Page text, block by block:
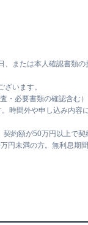
または本人確認書類
います。
・必要書類の確認含む
時間外や申し込み内容
約額が50万円以上で
円未満の方。無利息期